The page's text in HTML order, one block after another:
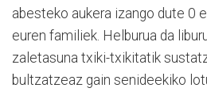
abesteko aukera izango dute 0
euren familiek. Helburua da
zaletasuna txiki-txikitatik
bultzatzeaz gain senideekiko